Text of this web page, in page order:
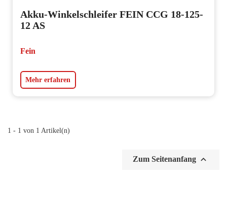
Akku-Winkelschleifer FEIN CCG 18-125-
12 AS
Fein
Mehr erfahren
1 - 1 von 1 Artikel(n)
Zum Seitenanfang 